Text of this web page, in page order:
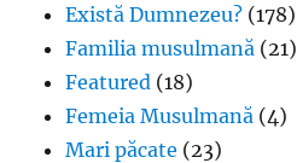
Există Dumnezeu? (178)
Familia musulmană (21)
Featured (18)
Femeia Musulmană (4)
Mari păcate (23)